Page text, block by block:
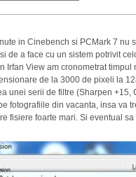
in Cinebench si PCMark 7 nu
de a face cu un sistem potrivit
Irfan View am cronometrat
de la 3000 de pixeli la
unei serii de filtre (Sharpen +15,
fotografiile din vacanta, insa va
fisiere foarte mari. Si eventual sa